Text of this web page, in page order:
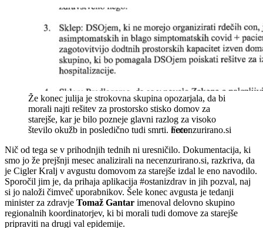
Že konec julija je strokovna skupina opozarjala, da bi
morali najti rešitev za prostorsko stisko domov za
starejše, kar je bilo pozneje glavni razlog za visoko
število okužb in posledično tudi smrti. necenzurirano.si
Nič od tega se v prihodnjih tednih ni uresničilo. Dokumentacija, ki
smo jo že prejšnji mesec analizirali na necenzurirano.si, razkriva, da
je Cigler Kralj v avgustu domovom za starejše izdal le eno navodilo.
Sporočil jim je, da prihaja aplikacija #ostanizdrav in jih pozval, naj
si jo naloži čimveč uporabnikov. Šele konec avgusta je tedanji
minister za zdravje Tomaž Gantar imenoval delovno skupino
regionalnih koordinatorjev, ki bi morali tudi domove za starejše
pripraviti na drugi val epidemije.